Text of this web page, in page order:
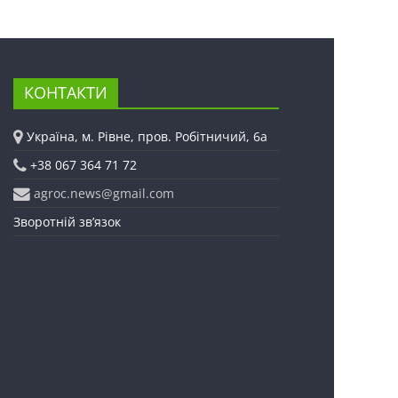
КОНТАКТИ
Україна, м. Рівне, пров. Робітничий, 6а
+38 067 364 71 72
agroc.news@gmail.com
Зворотній зв’язок